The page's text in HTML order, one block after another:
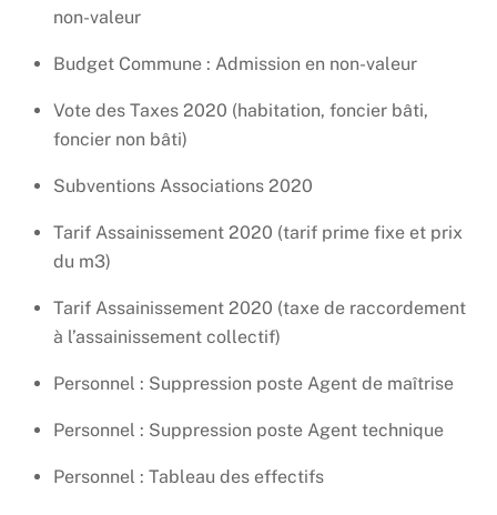
non-valeur
Budget Commune : Admission en non-valeur
Vote des Taxes 2020 (habitation, foncier bâti,
foncier non bâti)
Subventions Associations 2020
Tarif Assainissement 2020 (tarif prime fixe et prix
du m3)
Tarif Assainissement 2020 (taxe de raccordement
à l’assainissement collectif)
Personnel : Suppression poste Agent de maîtrise
Personnel : Suppression poste Agent technique
Personnel : Tableau des effectifs